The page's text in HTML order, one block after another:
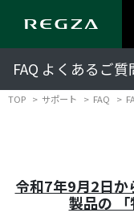
FAQ よくあるご質
TOP サポート FAQ
令和7年9月2日か
製品の